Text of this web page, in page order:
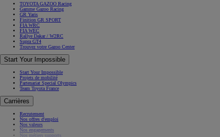
TOYOTA GAZOO Racing
Gamme Gazoo Racing
GR Yaris
Finition GR SPORT
FIA WRC
FIA WEC
Rallye Dakar / W2RC
Supra GT4
Trouvez votre Gazoo Center
Start Your Impossible
Start Your Impossible
Projets de mobilité
Partenariat Special Olympics
Team Toyota France
Carrières
Recrutement
Nos offres d'emploi
Nos valeurs
Nos engagements
Nos métiers supports